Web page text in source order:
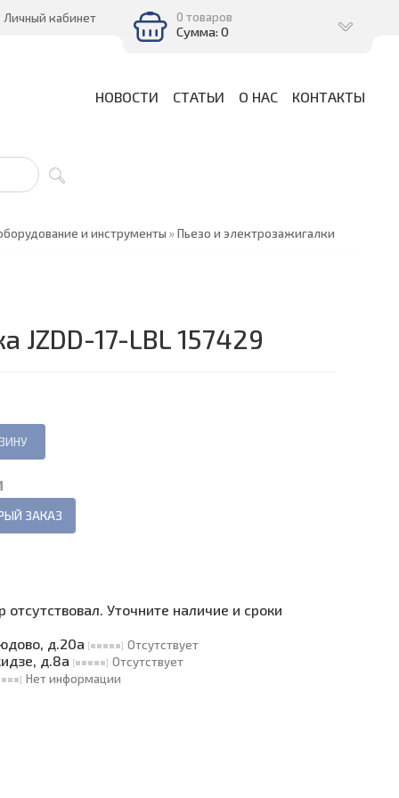
Личный кабинет 0 товаров
Сумма: 0
НОВОСТИ СТАТЬИ О НАС КОНТАКТЫ
и инструменты »Пьезо и электрозажигалки
JZDD-17-LBL 157429
ЗАКАЗ
отсутствовал. Уточните наличие и сроки
д.20а
Отсутствует
д.8а Отсутствует
Нет информации